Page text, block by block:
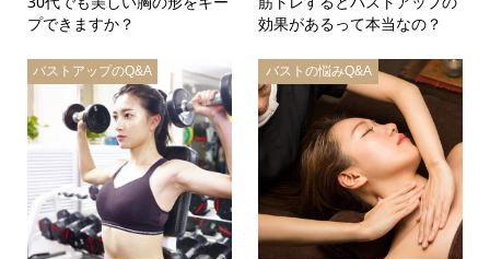
プできますか？
効果があるって本当なの？
バストアップのQ&A バストの悩みQ&A